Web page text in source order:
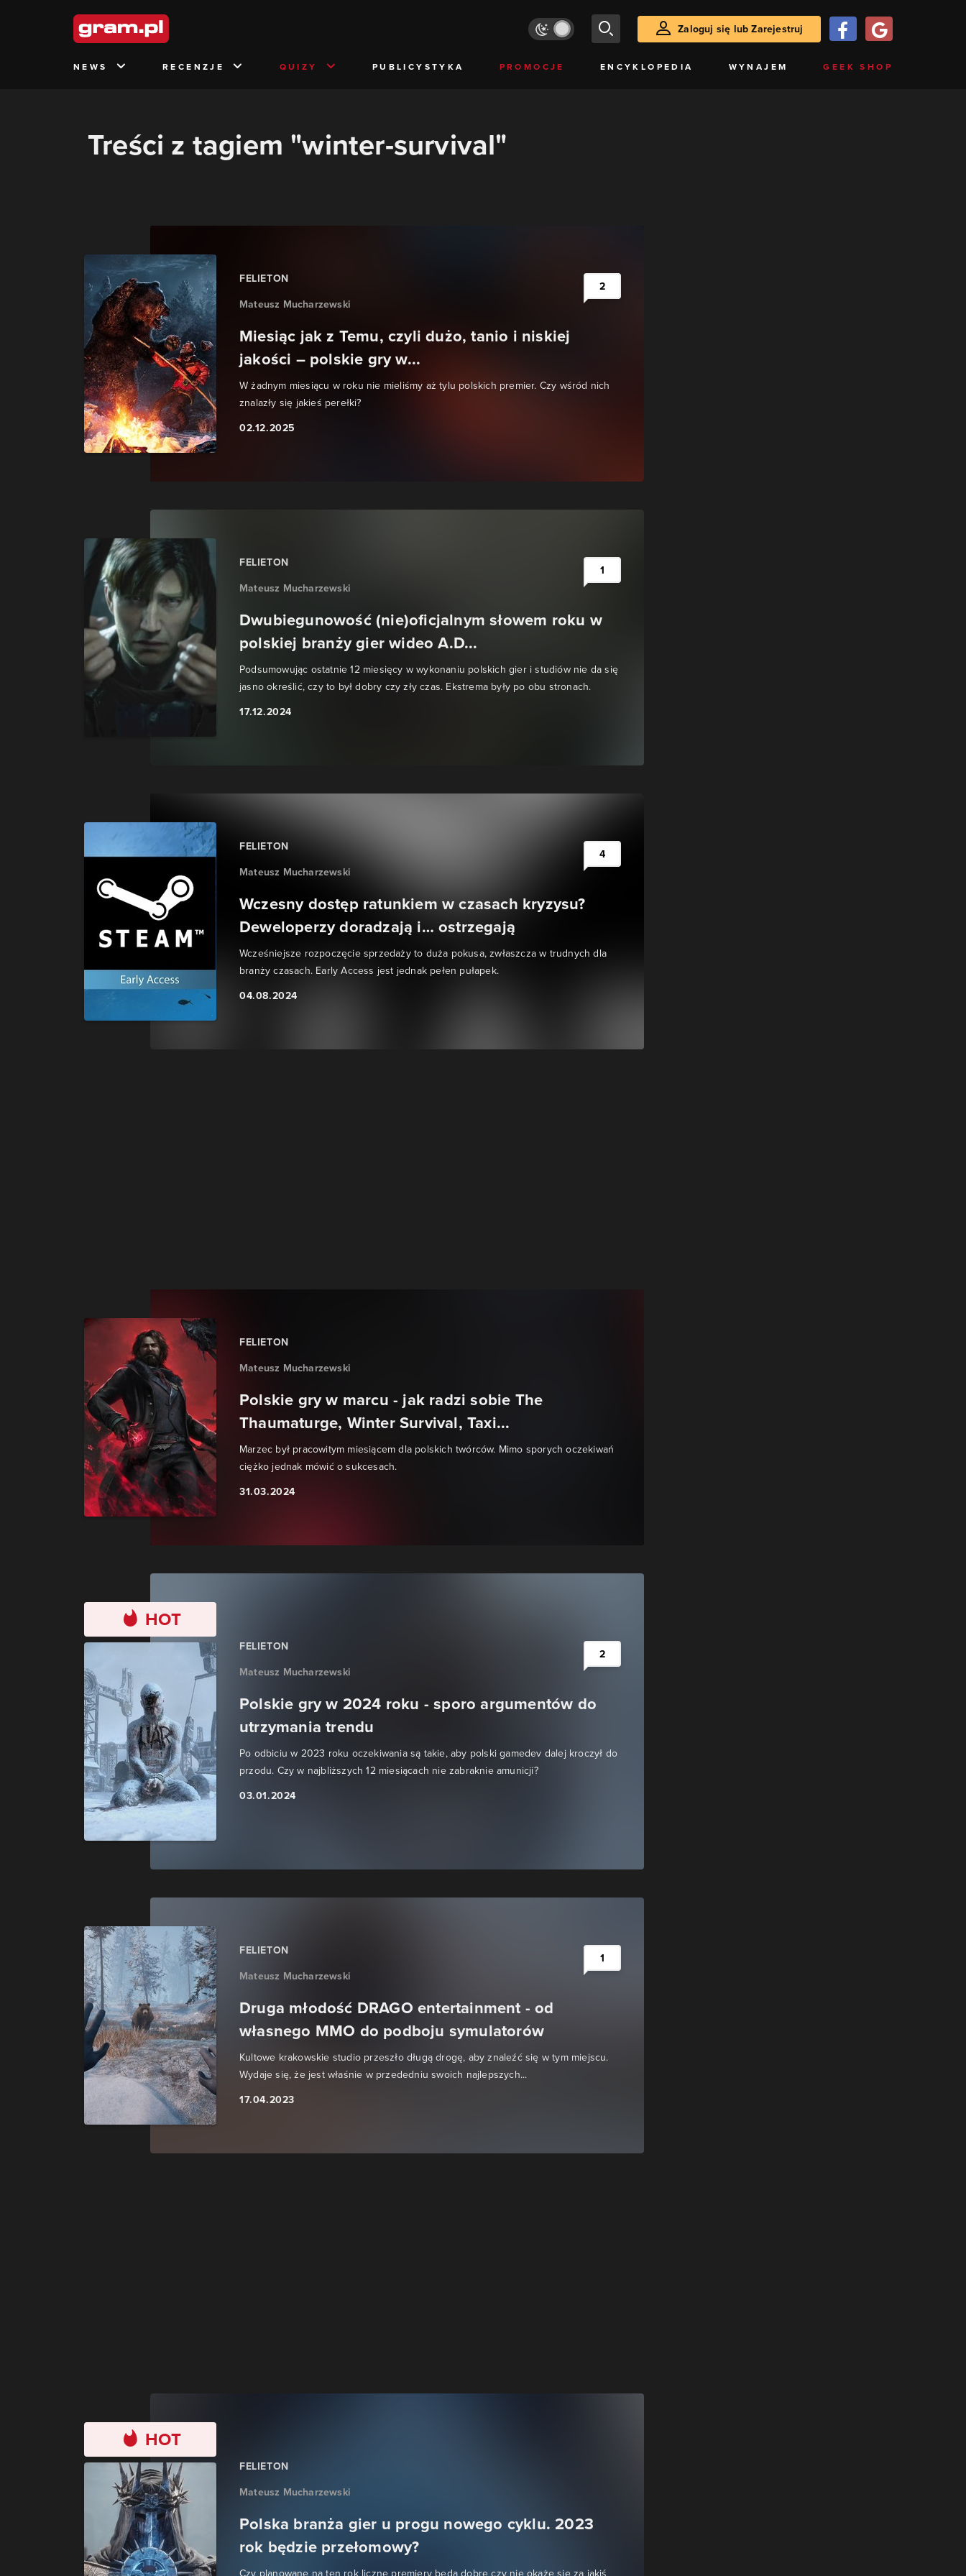
Zaloguj się lub Zarejestruj
NEWS RECENZJE QUIZY PUBLICYSTYKA PROMOCJE ENCYKLOPEDIA WYNAJEM GEEK SHOP
Treści z tagiem "winter-survival"
FELIETON
Mateusz Mucharzewski
Miesiąc jak z Temu, czyli dużo, tanio i niskiej
jakości – polskie gry w...
W żadnym miesiącu w roku nie mieliśmy aż tylu polskich premier. Czy wśród nich
znalazły się jakieś perełki?
02.12.2025
2
FELIETON
Mateusz Mucharzewski
Dwubiegunowość (nie)oficjalnym słowem roku w
polskiej branży gier wideo A.D...
Podsumowując ostatnie 12 miesięcy w wykonaniu polskich gier i studiów nie da się
jasno określić, czy to był dobry czy zły czas. Ekstrema były po obu stronach.
17.12.2024
1
FELIETON
Mateusz Mucharzewski
Wczesny dostęp ratunkiem w czasach kryzysu?
Deweloperzy doradzają i… ostrzegają
Wcześniejsze rozpoczęcie sprzedaży to duża pokusa, zwłaszcza w trudnych dla
branży czasach. Early Access jest jednak pełen pułapek.
04.08.2024
4
FELIETON
Mateusz Mucharzewski
Polskie gry w marcu - jak radzi sobie The
Thaumaturge, Winter Survival, Taxi...
Marzec był pracowitym miesiącem dla polskich twórców. Mimo sporych oczekiwań
ciężko jednak mówić o sukcesach.
31.03.2024
HOT
FELIETON
Mateusz Mucharzewski
Polskie gry w 2024 roku - sporo argumentów do
utrzymania trendu
Po odbiciu w 2023 roku oczekiwania są takie, aby polski gamedev dalej kroczył do
przodu. Czy w najbliższych 12 miesiącach nie zabraknie amunicji?
03.01.2024
2
FELIETON
Mateusz Mucharzewski
Druga młodość DRAGO entertainment - od
własnego MMO do podboju symulatorów
Kultowe krakowskie studio przeszło długą drogę, aby znaleźć się w tym miejscu.
Wydaje się, że jest właśnie w przededniu swoich najlepszych...
17.04.2023
1
HOT
FELIETON
Mateusz Mucharzewski
Polska branża gier u progu nowego cyklu. 2023
rok będzie przełomowy?
Czy planowane na ten rok liczne premiery będą dobre czy nie okaże się za jakiś